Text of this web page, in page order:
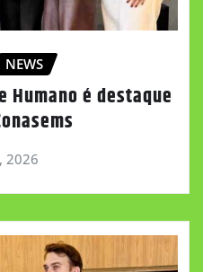
NEWS
Humano é destaque
2026